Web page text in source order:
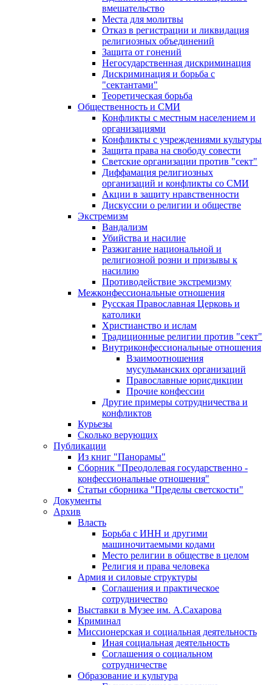
вмешательство
Места для молитвы
Отказ в регистрации и ликвидация
религиозных объединений
Защита от гонений
Негосударственная дискриминация
Дискриминация и борьба с
"сектантами"
Теоретическая борьба
Общественность и СМИ
Конфликты с местным населением и
организациями
Конфликты с учреждениями культуры
Защита права на свободу совести
Светские организации против "сект"
Диффамация религиозных
организаций и конфликты со СМИ
Акции в защиту нравственности
Дискуссии о религии и обществе
Экстремизм
Вандализм
Убийства и насилие
Разжигание национальной и
религиозной розни и призывы к
насилию
Противодействие экстремизму
Межконфессиональные отношения
Русская Православная Церковь и
католики
Христианство и ислам
Традиционные религии против "сект"
Внутриконфессиональные отношения
Взаимоотношения
мусульманских организаций
Православные юрисдикции
Прочие конфессии
Другие примеры сотрудничества и
конфликтов
Курьезы
Сколько верующих
Публикации
Из книг "Панорамы"
Сборник "Преодолевая государственно -
конфессиональные отношения"
Статьи сборника "Пределы светскости"
Документы
Архив
Власть
Борьба с ИНН и другими
машиночитаемыми кодами
Место религии в обществе в целом
Религия и права человека
Армия и силовые структуры
Соглашения и практическое
сотрудничество
Выставки в Музее им. А.Сахарова
Криминал
Миссионерская и социальная деятельность
Иная социальная деятельность
Соглашения о социальном
сотрудничестве
Образование и культура